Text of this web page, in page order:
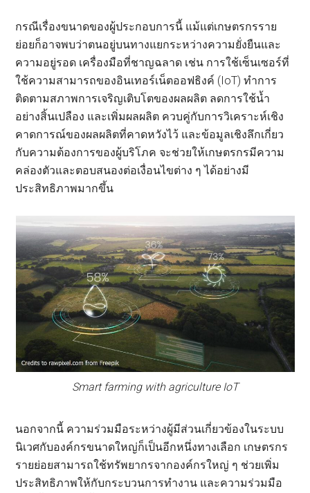
กรณีเรื่องขนาดของผู้ประกอบการนี้ แม้แต่เกษตรกรราย
ย่อยก็อาจพบว่าตนอยู่บนทางแยกระหว่างความยั่งยืนและ
ความอยู่รอด เครื่องมือที่ชาญฉลาด เช่น การใช้เซ็นเซอร์ที่
ใช้ความสามารถของอินเทอร์เน็ตออฟธิงค์ (IoT) ทำการ
ติดตามสภาพการเจริญเติบโตของผลผลิต ลดการใช้น้ำ
อย่างสิ้นเปลือง และเพิ่มผลผลิต ควบคู่กับการวิเคราะห์เชิง
คาดการณ์ของผลผลิตที่คาดหวังไว้ และข้อมูลเชิงลึกเกี่ยว
กับความต้องการของผู้บริโภค จะช่วยให้เกษตรกรมีความ
คล่องตัวและตอบสนองต่อเงื่อนไขต่าง ๆ ได้อย่างมี
ประสิทธิภาพมากขึ้น
Smart farming with agriculture IoT
นอกจากนี้ ความร่วมมือระหว่างผู้มีส่วนเกี่ยวข้องในระบบ
นิเวศกับองค์กรขนาดใหญ่ก็เป็นอีกหนึ่งทางเลือก เกษตรกร
รายย่อยสามารถใช้ทรัพยากรจากองค์กรใหญ่ ๆ ช่วยเพิ่ม
ประสิทธิภาพให้กับกระบวนการทำงาน และความร่วมมือ